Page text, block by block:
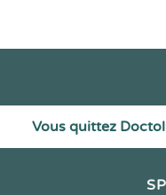
Vous quittez